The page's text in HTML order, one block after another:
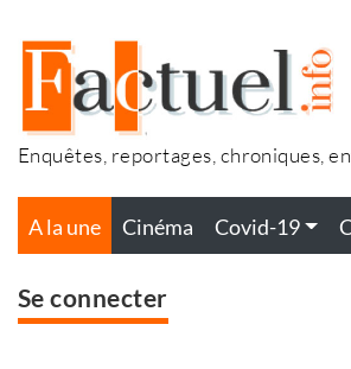
contenu
Enquêtes, reportages, chroniques,
A la une Cinéma Covid-19
Se connecter